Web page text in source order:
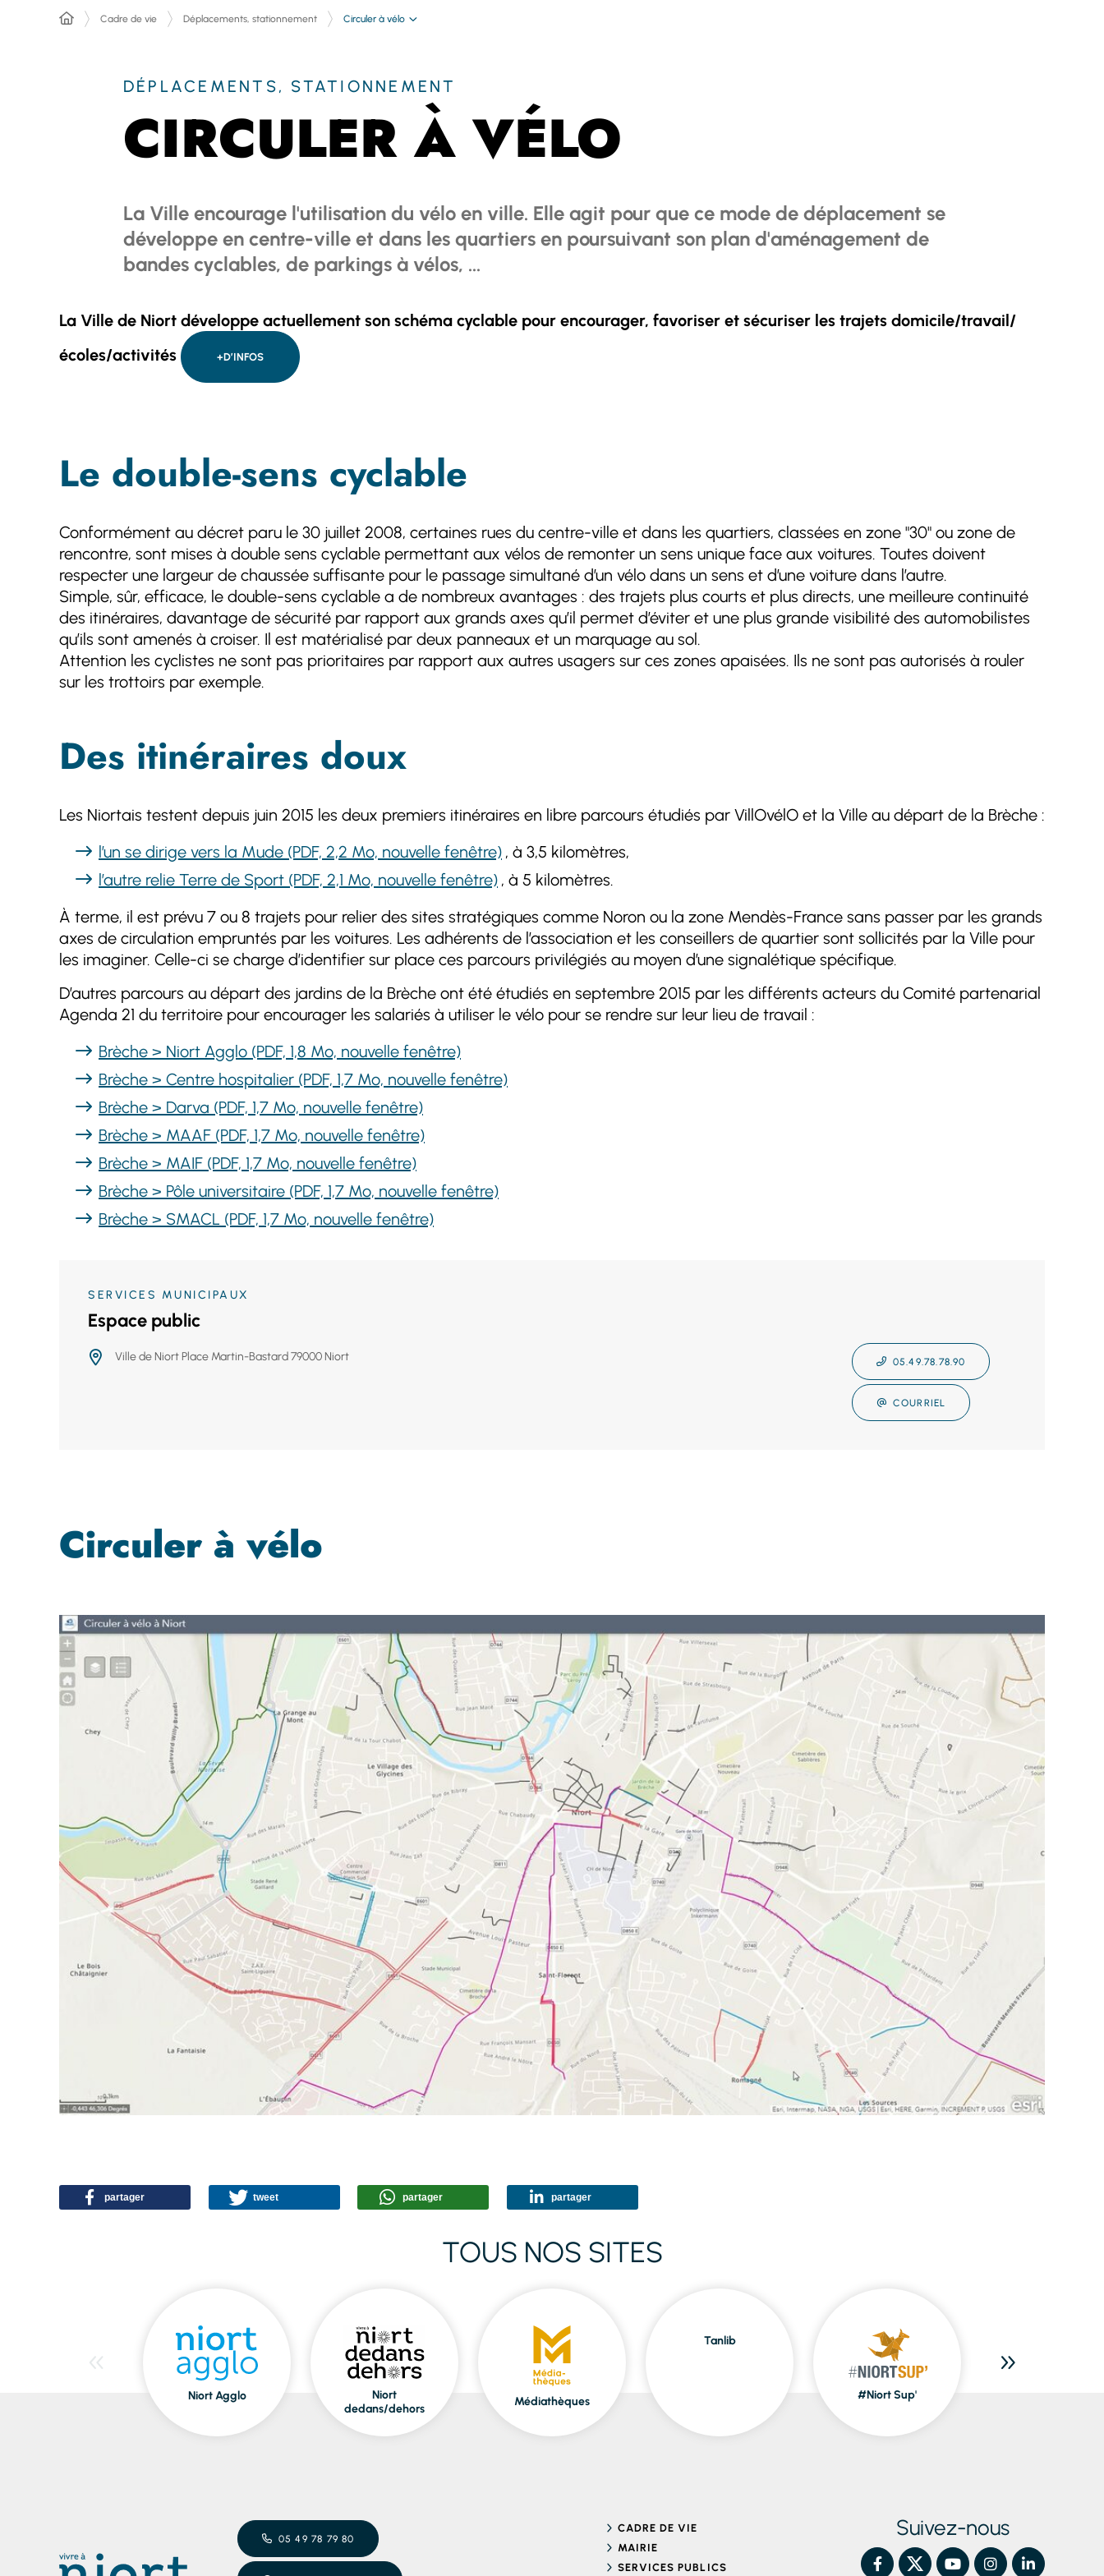
Cadre de vie Déplacements, stationnement Circuler à vélo
DÉPLACEMENTS, STATIONNEMENT
CIRCULER À VÉLO
La Ville encourage l'utilisation du vélo en ville. Elle agit pour que ce mode de déplacement se
développe en centre-ville et dans les quartiers en poursuivant son plan d'aménagement de
bandes cyclables, de parkings à vélos, ...
La Ville de Niort développe actuellement son schéma cyclable pour encourager, favoriser et sécuriser les trajets domicile/travail/
écoles/activités
+D’INFOS
Le double-sens cyclable
Conformément au décret paru le 30 juillet 2008, certaines rues du centre-ville et dans les quartiers, classées en zone "30" ou zone de
rencontre, sont mises à double sens cyclable permettant aux vélos de remonter un sens unique face aux voitures. Toutes doivent
respecter une largeur de chaussée suffisante pour le passage simultané d’un vélo dans un sens et d’une voiture dans l’autre.
Simple, sûr, efficace, le double-sens cyclable a de nombreux avantages : des trajets plus courts et plus directs, une meilleure continuité
des itinéraires, davantage de sécurité par rapport aux grands axes qu’il permet d’éviter et une plus grande visibilité des automobilistes
qu’ils sont amenés à croiser. Il est matérialisé par deux panneaux et un marquage au sol.
Attention les cyclistes ne sont pas prioritaires par rapport aux autres usagers sur ces zones apaisées. Ils ne sont pas autorisés à rouler
sur les trottoirs par exemple.
Des itinéraires doux
Les Niortais testent depuis juin 2015 les deux premiers itinéraires en libre parcours étudiés par VillOvélO et la Ville au départ de la Brèche :
l’un se dirige vers la Mude (PDF, 2,2 Mo, nouvelle fenêtre) , à 3,5 kilomètres,
l’autre relie Terre de Sport (PDF, 2,1 Mo, nouvelle fenêtre) , à 5 kilomètres.
À terme, il est prévu 7 ou 8 trajets pour relier des sites stratégiques comme Noron ou la zone Mendès-France sans passer par les grands
axes de circulation empruntés par les voitures. Les adhérents de l’association et les conseillers de quartier sont sollicités par la Ville pour
les imaginer. Celle-ci se charge d’identifier sur place ces parcours privilégiés au moyen d’une signalétique spécifique.
D’autres parcours au départ des jardins de la Brèche ont été étudiés en septembre 2015 par les différents acteurs du Comité partenarial
Agenda 21 du territoire pour encourager les salariés à utiliser le vélo pour se rendre sur leur lieu de travail :
Brèche > Niort Agglo (PDF, 1,8 Mo, nouvelle fenêtre)
Brèche > Centre hospitalier (PDF, 1,7 Mo, nouvelle fenêtre)
Brèche > Darva (PDF, 1,7 Mo, nouvelle fenêtre)
Brèche > MAAF (PDF, 1,7 Mo, nouvelle fenêtre)
Brèche > MAIF (PDF, 1,7 Mo, nouvelle fenêtre)
Brèche > Pôle universitaire (PDF, 1,7 Mo, nouvelle fenêtre)
Brèche > SMACL (PDF, 1,7 Mo, nouvelle fenêtre)
SERVICES MUNICIPAUX
Espace public
Ville de Niort Place Martin-Bastard 79000 Niort 05.49.78.78.90
COURRIEL
Circuler à vélo
partager tweet partager partager
TOUS NOS SITES
Niort Agglo
Niort
dedans/dehors
Médiathèques
Tanlib
#Niort Sup'
05 49 78 79 80
CADRE DE VIE
MAIRIE
SERVICES PUBLICS
Suivez-nous